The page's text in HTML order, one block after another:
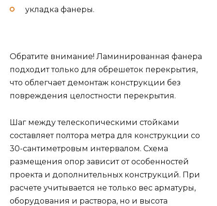
укладка фанеры.
Обратите внимание! Ламинированная фанера
подходит только для обрешеток перекрытия,
что облегчает демонтаж конструкции без
повреждения целостности перекрытия.
Шаг между телескопическими стойками
составляет полтора метра для конструкции со
30-сантиметровым интервалом. Схема
размещения опор зависит от особенностей
проекта и дополнительных конструкций. При
расчете учитывается не только вес арматуры,
оборудования и раствора, но и высота